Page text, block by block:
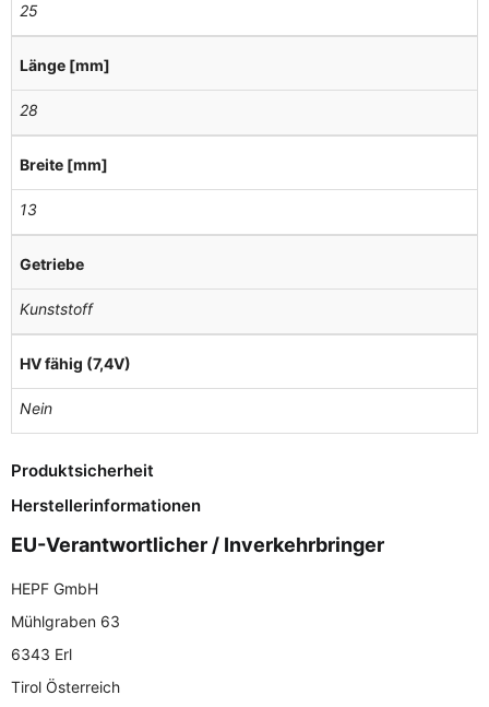
25
Länge [mm]
28
Breite [mm]
13
Getriebe
Kunststoff
HV fähig (7,4V)
Nein
Produktsicherheit
Herstellerinformationen
EU-Verantwortlicher / Inverkehrbringer
HEPF GmbH
Mühlgraben 63
6343 Erl
Tirol Österreich